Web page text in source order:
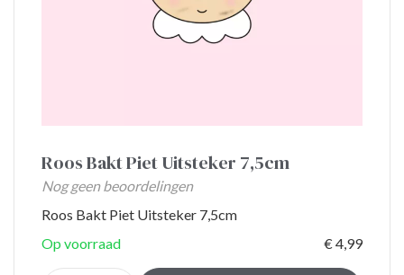
Roos Bakt Piet Uitsteker 7,5cm
Nog geen beoordelingen
Roos Bakt Piet Uitsteker 7,5cm
Op voorraad
€ 4,99